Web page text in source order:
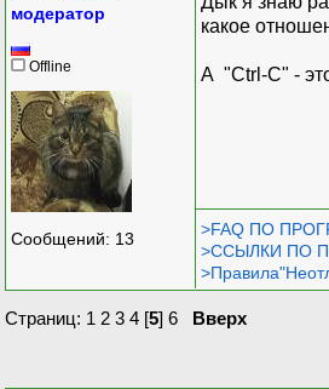
} ;
int
}
return
}
модератор
Offline
Сообщений: 13
какое
А "Ctrl-C" -
>FAQ ПО
>ССЫЛКИ ПО
Страниц: 1 2 3 4 [5] 6 Вверх